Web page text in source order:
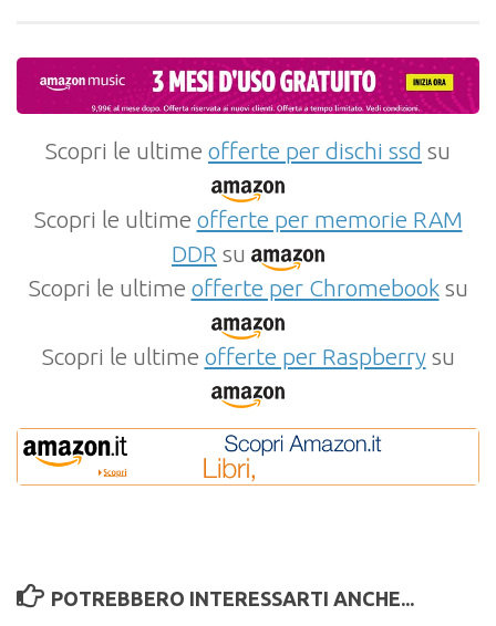
Scopri le ultime offerte per dischi ssd su
Scopri le ultime offerte per memorie RAM
DDR su
Scopri le ultime offerte per Chromebooksu
Scopri le ultime offerte per Raspberrysu
POTREBBERO INTERESSARTI ANCHE...